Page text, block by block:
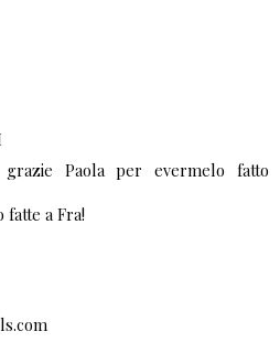
grazie Paola per evermelo fatto
fatte a Fra!